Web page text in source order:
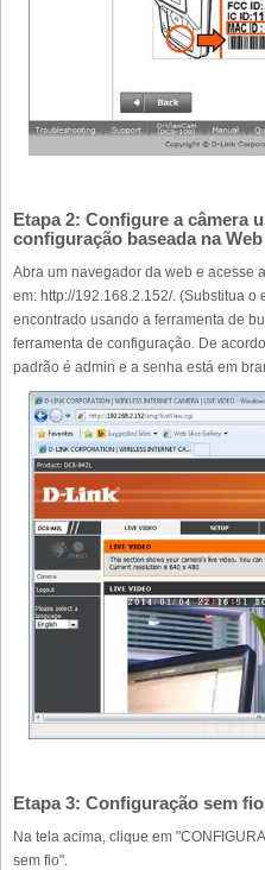
Etapa 2: Configure a câmera
configuração baseada na Web
Abra um navegador da web e acesse
em: http://192.168.2.152/. (Substitua o
encontrado usando a ferramenta de
ferramenta de configuração. De
padrão é admin e a senha está em
Etapa 3: Configuração sem fio
Na tela acima, clique em
sem fio".